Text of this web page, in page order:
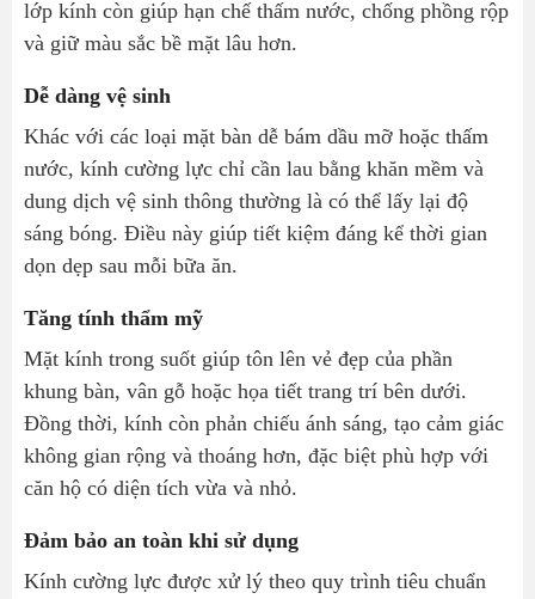
lớp kính còn giúp hạn chế thấm nước, chống phồng rộp
và giữ màu sắc bề mặt lâu hơn.
Dễ dàng vệ sinh
Khác với các loại mặt bàn dễ bám dầu mỡ hoặc thấm
nước, kính cường lực chỉ cần lau bằng khăn mềm và
dung dịch vệ sinh thông thường là có thể lấy lại độ
sáng bóng. Điều này giúp tiết kiệm đáng kể thời gian
dọn dẹp sau mỗi bữa ăn.
Tăng tính thẩm mỹ
Mặt kính trong suốt giúp tôn lên vẻ đẹp của phần
khung bàn, vân gỗ hoặc họa tiết trang trí bên dưới.
Đồng thời, kính còn phản chiếu ánh sáng, tạo cảm giác
không gian rộng và thoáng hơn, đặc biệt phù hợp với
căn hộ có diện tích vừa và nhỏ.
Đảm bảo an toàn khi sử dụng
Kính cường lực được xử lý theo quy trình tiêu chuẩn